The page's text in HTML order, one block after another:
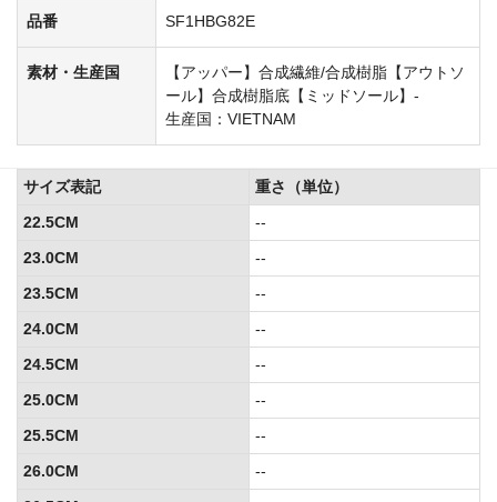
品番 SF1HBG82E
素材・生産国
【アッパー】合成繊維/合成樹脂【アウトソ
ール】合成樹脂底【ミッドソール】-
生産国：VIETNAM
サイズ表記
重さ（単位）
22.5CM
--
23.0CM
--
23.5CM
--
24.0CM
--
24.5CM
--
25.0CM
--
25.5CM
--
26.0CM
--